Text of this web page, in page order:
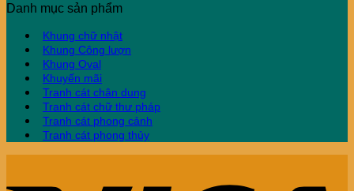
Danh mục sản phẩm
Khung chữ nhật
Khung Công lượn
Khung Oval
Khuyến mãi
Tranh cát chân dung
Tranh cát chữ thư pháp
Tranh cát phong cảnh
Tranh cát phong thủy